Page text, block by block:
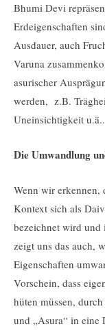
Bhumi Devi
Erdeigenschaften
Ausdauer, auch
Varuna
asurischer
werden, z.B.
Uneinsichtigkeit u.ä..
Die Umwandlung
Wenn wir erkennen,
Kontext sich als
bezeichnet wird
zeigt uns das auch,
Eigenschaften
Vorschein, dass
hüten müssen,
und „Asura“ in eine